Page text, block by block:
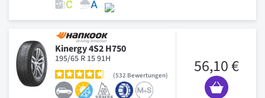
Kinergy 4S2 H750
195/65 R 15 91H
532 Bewertungen 56,10 €